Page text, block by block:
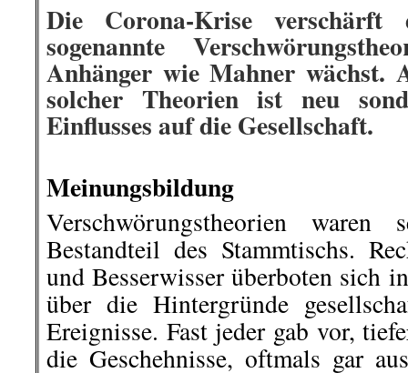
Die Corona-Krise verschärft
sogenannte
Anhänger wie Mahner wächst.
solcher Theorien ist neu
Einflusses auf die Gesellschaft.
Meinungsbildung
Verschwörungstheorien waren
Bestandteil des Stammtischs.
und Besserwisser überboten sich
über die Hintergründe
Ereignisse. Fast jeder gab vor,
die Geschehnisse, oftmals gar